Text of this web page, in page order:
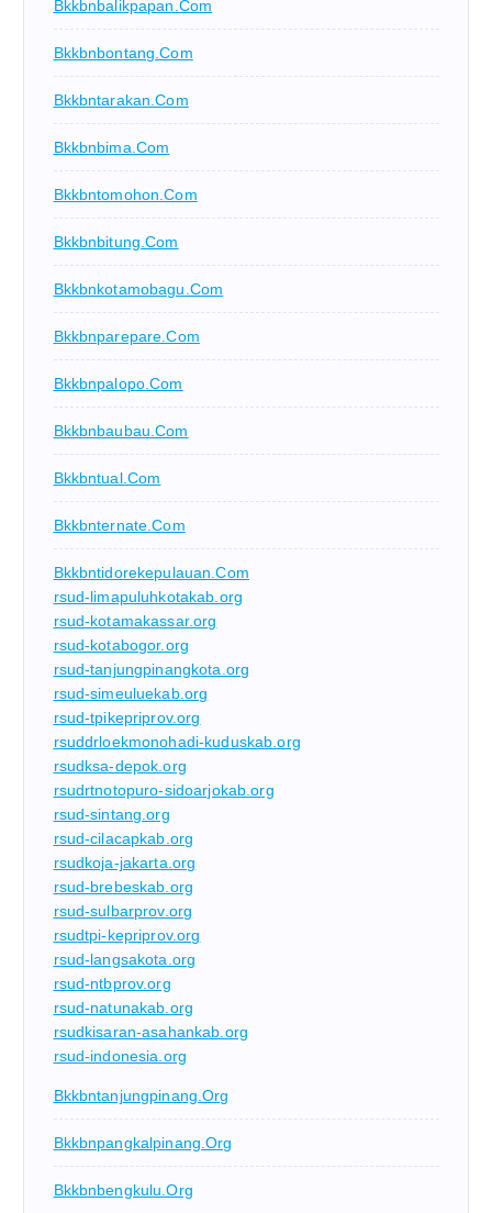
Bkkbnbalikpapan.com
Bkkbnbontang.com
Bkkbntarakan.com
Bkkbnbima.com
Bkkbntomohon.com
Bkkbnbitung.com
Bkkbnkotamobagu.com
Bkkbnparepare.com
Bkkbnpalopo.com
Bkkbnbaubau.com
Bkkbntual.com
Bkkbnternate.com
Bkkbntidorekepulauan.com
rsud-limapuluhkotakab.org
rsud-kotamakassar.org
rsud-kotabogor.org
rsud-tanjungpinangkota.org
rsud-simeuluekab.org
rsud-tpikepriprov.org
rsuddrloekmonohadi-kuduskab.org
rsudksa-depok.org
rsudrtnotopuro-sidoarjokab.org
rsud-sintang.org
rsud-cilacapkab.org
rsudkoja-jakarta.org
rsud-brebeskab.org
rsud-sulbarprov.org
rsudtpi-kepriprov.org
rsud-langsakota.org
rsud-ntbprov.org
rsud-natunakab.org
rsudkisaran-asahankab.org
rsud-indonesia.org
Bkkbntanjungpinang.org
Bkkbnpangkalpinang.org
Bkkbnbengkulu.org